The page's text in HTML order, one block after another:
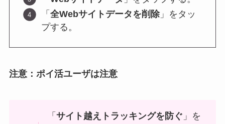
「 全Webサイトデータを削除」をタッ
プする。
注意：ポイ活ユーザは注意
「サイト越えトラッキングを防ぐ 」を